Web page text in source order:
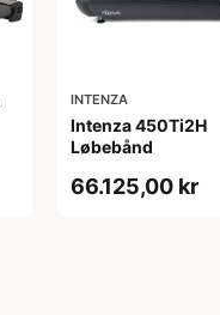
INTENZA
Intenza 450Ti2H
Løbebånd
66.125,00 kr